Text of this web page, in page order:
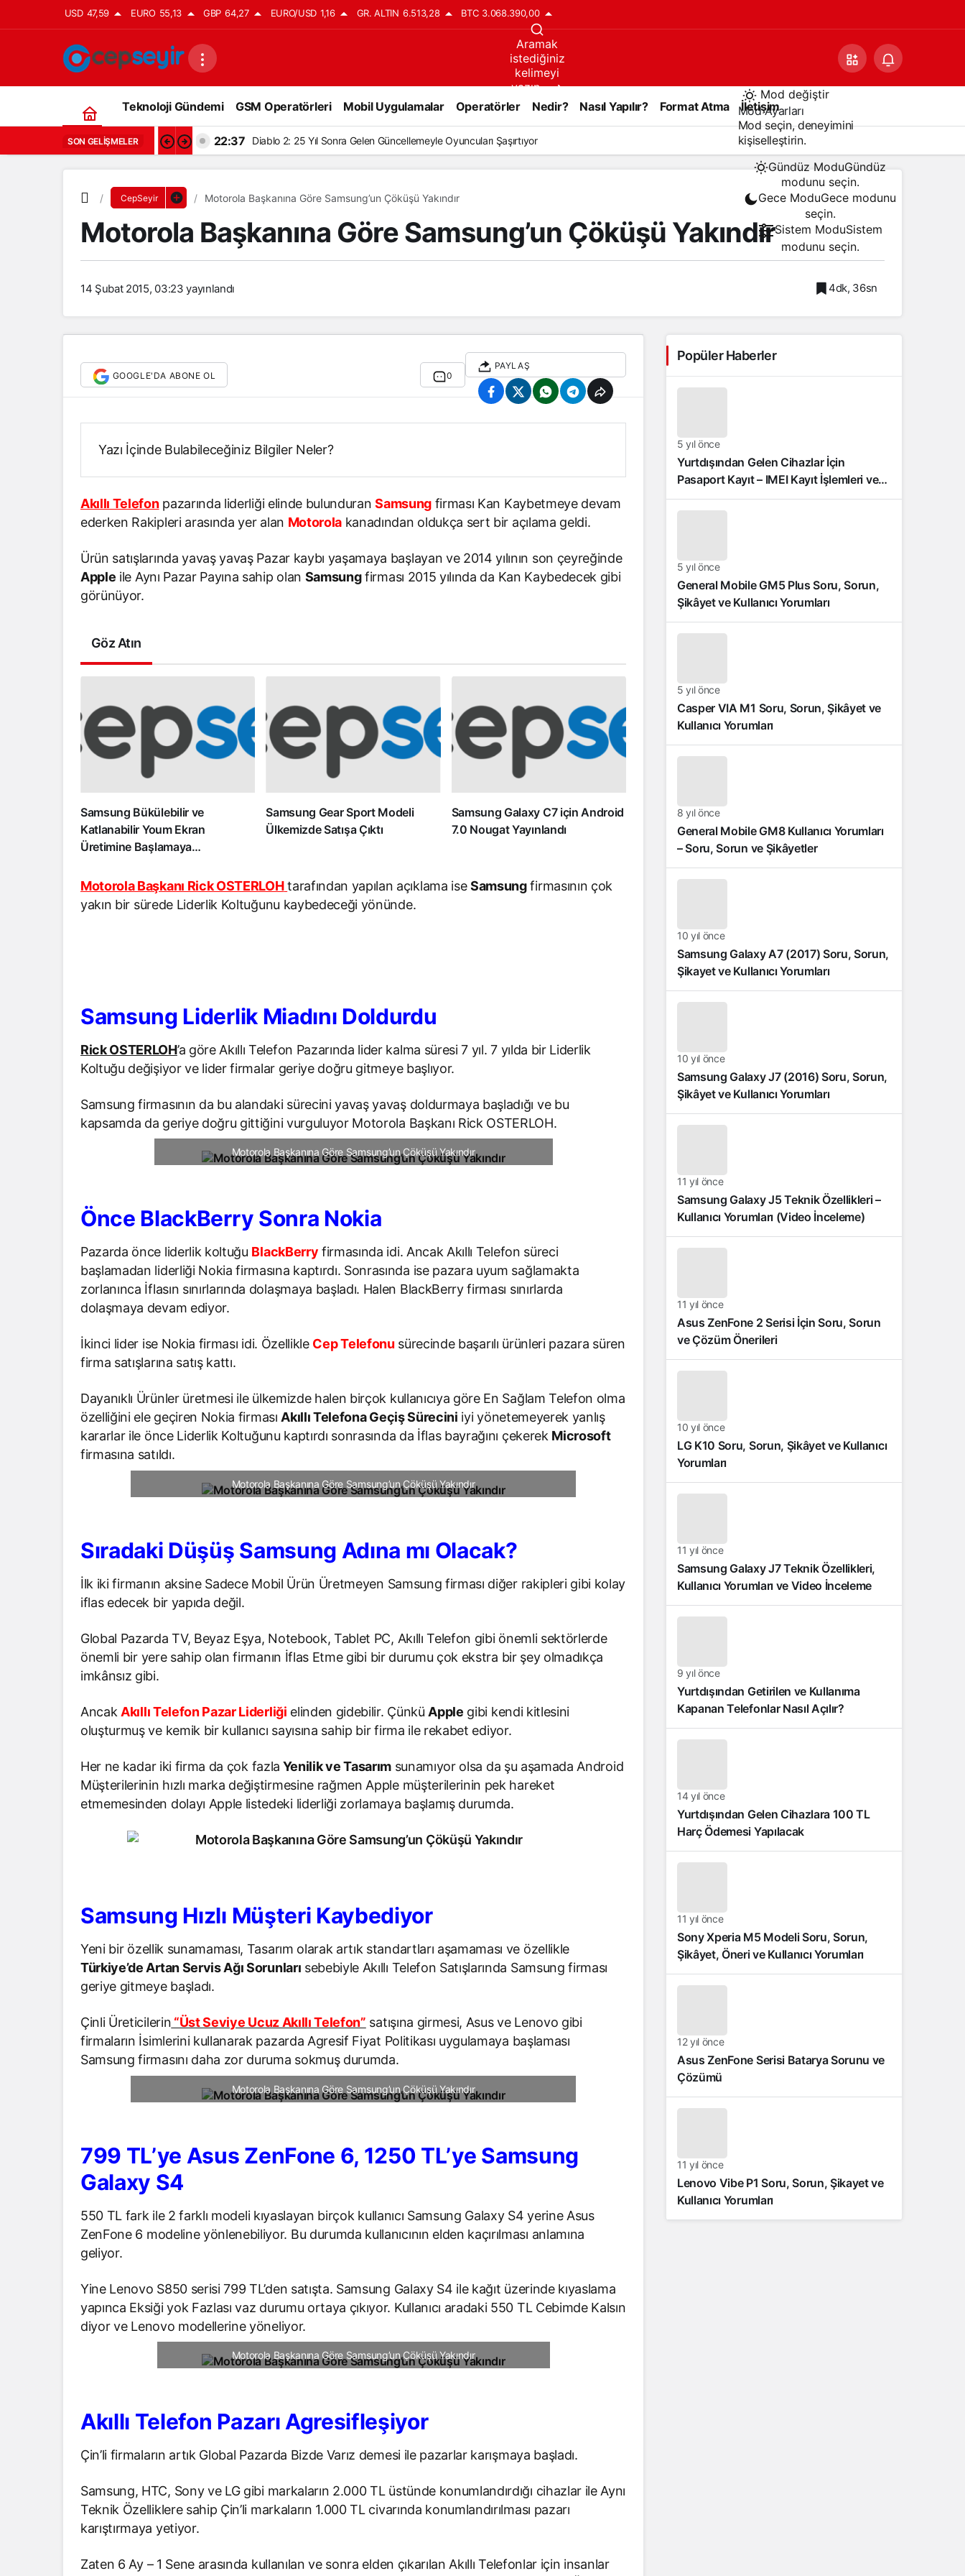
USD 47,59 EURO 55,13 GBP 64,27 EURO/USD 1,16 GR. ALTIN 6.513,28 BTC 3.068.390,00
Aramak
istediğiniz
kelimeyi
yazın..
Teknoloji Gündemi
GSM Operatörleri Mobil Uygulamalar Operatörler Nedir? Nasıl Yapılır? Format Atma İletişim
Mod değiştir
Mod Ayarları
Mod seçin, deneyimini
kişiselleştirin.
Gündüz ModuGündüz
modunu seçin.
Gece ModuGece modunu
seçin.
Sistem ModuSistem
modunu seçin.
SON GELIŞMELER 22:37 Diablo 2: 25 Yıl Sonra Gelen Güncellemeyle Oyuncuları Şaşırtıyor
CepSeyir Motorola Başkanına Göre Samsung’un Çöküşü Yakındır
Motorola Başkanına Göre Samsung’un Çöküşü Yakındır
14 Şubat 2015, 03:23 yayınlandı 4dk, 36sn
GOOGLE'DA ABONE OL 0
PAYLAŞ
Yazı İçinde Bulabileceğiniz Bilgiler Neler?
Akıllı Telefonpazarında liderliği elinde bulunduranSamsung firması Kan Kaybetmeye devam
ederken Rakipleri arasında yer alan Motorola kanadından oldukça sert bir açılama geldi.
Ürün satışlarında yavaş yavaş Pazar kaybı yaşamaya başlayan ve 2014 yılının son çeyreğinde
Apple ile Aynı Pazar Payına sahip olan Samsungfirması 2015 yılında da Kan Kaybedecek gibi
görünüyor.
Göz Atın
Samsung Bükülebilir ve
Katlanabilir Youm Ekran
Üretimine Başlamaya
Samsung Gear Sport Modeli
Ülkemizde Satışa Çıktı
Samsung Galaxy C7 için Android
7.0 Nougat Yayınlandı
Motorola Başkanı Rick OSTERLOH tarafından yapılan açıklama iseSamsungfirmasının çok
yakın bir sürede Liderlik Koltuğunu kaybedeceği yönünde.
Samsung Liderlik Miadını Doldurdu
Rick OSTERLOH’a göre Akıllı Telefon Pazarında lider kalma süresi 7 yıl. 7 yılda bir Liderlik
Koltuğu değişiyor ve lider firmalar geriye doğru gitmeye başlıyor.
Samsung firmasının da bu alandaki sürecini yavaş yavaş doldurmaya başladığı ve bu
kapsamda da geriye doğru gittiğini vurguluyor Motorola Başkanı Rick OSTERLOH.
Motorola Başkanına Göre Samsung’un Çöküşü Yakındır
Önce BlackBerry Sonra Nokia
Pazarda önce liderlik koltuğu BlackBerry firmasında idi. Ancak Akıllı Telefon süreci
başlamadan liderliği Nokia firmasına kaptırdı. Sonrasında ise pazara uyum sağlamakta
zorlanınca İflasın sınırlarında dolaşmaya başladı. Halen BlackBerry firması sınırlarda
dolaşmaya devam ediyor.
İkinci lider ise Nokia firması idi. Özellikle Cep Telefonu sürecinde başarılı ürünleri pazara süren
firma satışlarına satış kattı.
Dayanıklı Ürünler üretmesi ile ülkemizde halen birçok kullanıcıya göre En Sağlam Telefon olma
özelliğini ele geçiren Nokia firmasıAkıllı Telefona Geçiş Sürecini iyi yönetemeyerek yanlış
kararlar ile önce Liderlik Koltuğunu kaptırdı sonrasında da İflas bayrağını çekerek Microsoft
firmasına satıldı.
Motorola Başkanına Göre Samsung’un Çöküşü Yakındır
Sıradaki Düşüş Samsung Adına mı Olacak?
İlk iki firmanın aksine Sadece Mobil Ürün Üretmeyen Samsung firması diğer rakipleri gibi kolay
iflas edecek bir yapıda değil.
Global Pazarda TV, Beyaz Eşya, Notebook, Tablet PC, Akıllı Telefon gibi önemli sektörlerde
önemli bir yere sahip olan firmanın İflas Etme gibi bir durumu çok ekstra bir şey olmadıkça
imkânsız gibi.
Ancak Akıllı Telefon Pazar Liderliği elinden gidebilir. Çünkü Apple gibi kendi kitlesini
oluşturmuş ve kemik bir kullanıcı sayısına sahip bir firma ile rekabet ediyor.
Her ne kadar iki firma da çok fazla Yenilik ve Tasarımsunamıyor olsa da şu aşamada Android
Müşterilerinin hızlı marka değiştirmesine rağmen Apple müşterilerinin pek hareket
etmemesinden dolayı Apple listedeki liderliği zorlamaya başlamış durumda.
Samsung Hızlı Müşteri Kaybediyor
Yeni bir özellik sunamaması, Tasarım olarak artık standartları aşamaması ve özellikle
Türkiye’de Artan Servis Ağı Sorunları sebebiyle Akıllı Telefon Satışlarında Samsung firması
geriye gitmeye başladı.
Çinli Üreticilerin “Üst Seviye Ucuz Akıllı Telefon” satışına girmesi, Asus ve Lenovo gibi
firmaların İsimlerini kullanarak pazarda Agresif Fiyat Politikası uygulamaya başlaması
Samsung firmasını daha zor duruma sokmuş durumda.
Motorola Başkanına Göre Samsung’un Çöküşü Yakındır
799 TL’ye Asus ZenFone 6, 1250 TL’ye Samsung
Galaxy S4
550 TL fark ile 2 farklı modeli kıyaslayan birçok kullanıcı Samsung Galaxy S4 yerine Asus
ZenFone 6 modeline yönlenebiliyor. Bu durumda kullanıcının elden kaçırılması anlamına
geliyor.
Yine Lenovo S850 serisi 799 TL’den satışta. Samsung Galaxy S4 ile kağıt üzerinde kıyaslama
yapınca Eksiği yok Fazlası vaz durumu ortaya çıkıyor. Kullanıcı aradaki 550 TL Cebimde Kalsın
diyor ve Lenovo modellerine yöneliyor.
Motorola Başkanına Göre Samsung’un Çöküşü Yakındır
Akıllı Telefon Pazarı Agresifleşiyor
Çin’li firmaların artık Global Pazarda Bizde Varız demesi ile pazarlar karışmaya başladı.
Samsung, HTC, Sony ve LG gibi markaların 2.000 TL üstünde konumlandırdığı cihazlar ile Aynı
Teknik Özelliklere sahip Çin’li markaların 1.000 TL civarında konumlandırılması pazarı
karıştırmaya yetiyor.
Zaten 6 Ay – 1 Sene arasında kullanılan ve sonra elden çıkarılan Akıllı Telefonlar için insanlar
Popüler Haberler
5 yıl önce
Yurtdışından Gelen Cihazlar İçin
Pasaport Kayıt – IMEI Kayıt İşlemleri ve
Sıkça Sorulan Sorular
5 yıl önce
General Mobile GM5 Plus Soru, Sorun,
Şikâyet ve Kullanıcı Yorumları
5 yıl önce
Casper VIA M1 Soru, Sorun, Şikâyet ve
Kullanıcı Yorumları
8 yıl önce
General Mobile GM8 Kullanıcı Yorumları
– Soru, Sorun ve Şikâyetler
10 yıl önce
Samsung Galaxy A7 (2017) Soru, Sorun,
Şikayet ve Kullanıcı Yorumları
10 yıl önce
Samsung Galaxy J7 (2016) Soru, Sorun,
Şikâyet ve Kullanıcı Yorumları
11 yıl önce
Samsung Galaxy J5 Teknik Özellikleri –
Kullanıcı Yorumları (Video İnceleme)
11 yıl önce
Asus ZenFone 2 Serisi İçin Soru, Sorun
ve Çözüm Önerileri
10 yıl önce
LG K10 Soru, Sorun, Şikâyet ve Kullanıcı
Yorumları
11 yıl önce
Samsung Galaxy J7 Teknik Özellikleri,
Kullanıcı Yorumları ve Video İnceleme
9 yıl önce
Yurtdışından Getirilen ve Kullanıma
Kapanan Telefonlar Nasıl Açılır?
14 yıl önce
Yurtdışından Gelen Cihazlara 100 TL
Harç Ödemesi Yapılacak
11 yıl önce
Sony Xperia M5 Modeli Soru, Sorun,
Şikâyet, Öneri ve Kullanıcı Yorumları
12 yıl önce
Asus ZenFone Serisi Batarya Sorunu ve
Çözümü
11 yıl önce
Lenovo Vibe P1 Soru, Sorun, Şikayet ve
Kullanıcı Yorumları